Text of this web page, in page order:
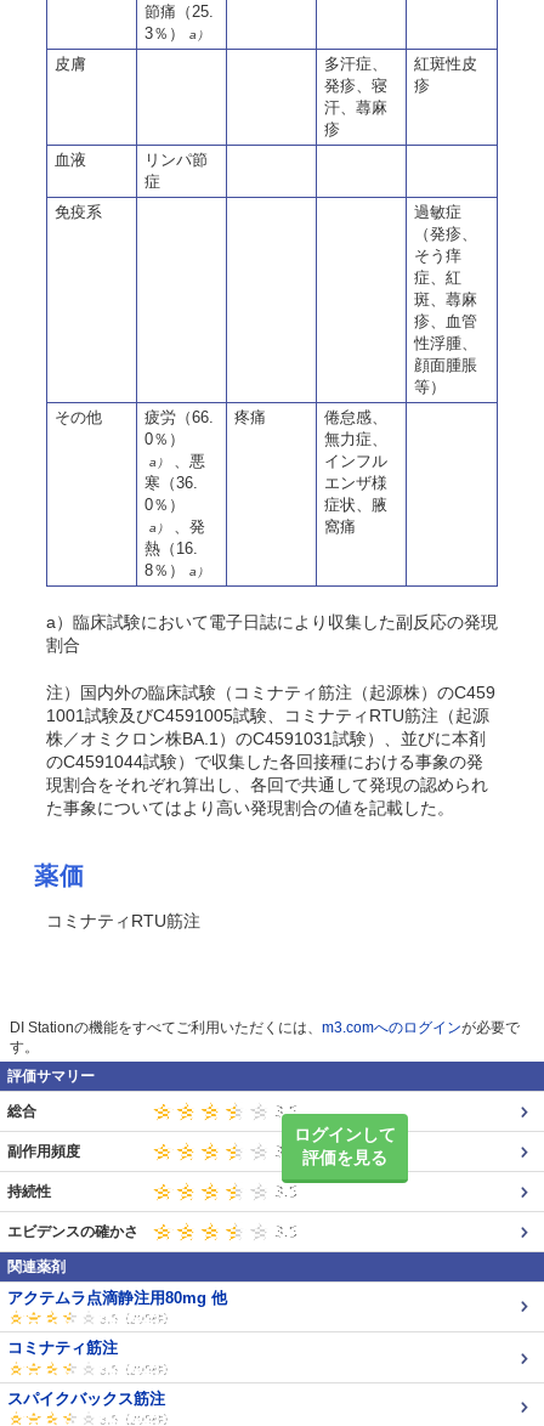
節痛（25.
3％）
a）
皮膚
多汗症、
発疹、寝
汗、蕁麻
疹
紅斑性皮
疹
血液
リンパ節
症
免疫系
過敏症
（発疹、
そう痒
症、紅
斑、蕁麻
疹、血管
性浮腫、
顔面腫脹
等）
その他
疲労（66.
0％）
a）
、悪
寒（36.
0％）
a）
、発
熱（16.
8％）
a）
疼痛
倦怠感、
無力症、
インフル
エンザ様
症状、腋
窩痛
a）臨床試験において電子日誌により収集した副反応の発現
割合
注）国内外の臨床試験（コミナティ筋注（起源株）のC459
1001試験及びC4591005試験、コミナティRTU筋注（起源
株／オミクロン株BA.1）のC4591031試験）、並びに本剤
のC4591044試験）で収集した各回接種における事象の発
現割合をそれぞれ算出し、各回で共通して発現の認められ
た事象についてはより高い発現割合の値を記載した。
薬価
コミナティRTU筋注
DI Stationの機能をすべてご利用いただくには、 m3.comへのログインが必要で
す。
評価サマリー
ログインして
評価を見る
総合
副作用頻度
持続性
エビデンスの確かさ
関連薬剤
アクテムラ点滴静注用80mg 他
コミナティ筋注
スパイクバックス筋注